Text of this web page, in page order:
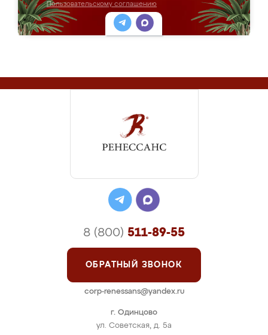
Пользовательскому соглашению
г. Одинцово
ул. Советская, д. 5а
8 (800) 511-89-55
ОБРАТНЫЙ ЗВОНОК
corp-renessans@yandex.ru